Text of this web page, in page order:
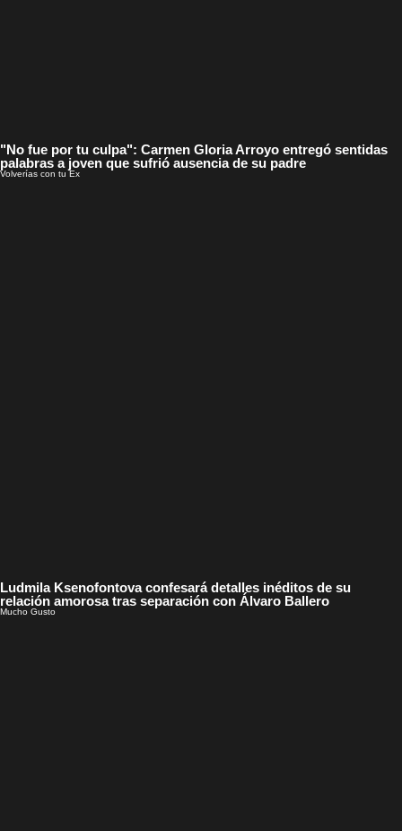
"No fue por tu culpa": Carmen Gloria Arroyo entregó sentidas
palabras a joven que sufrió ausencia de su padre
Volverías con tu Ex
Ludmila Ksenofontova confesará detalles inéditos de su
relación amorosa tras separación con Álvaro Ballero
Mucho Gusto